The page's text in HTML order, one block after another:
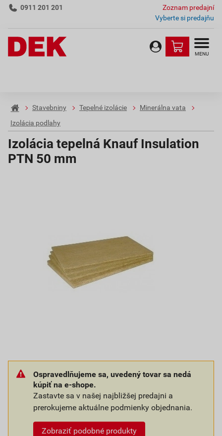
0911 201 201
Zoznam predajní
Vyberte si predajňu
MENU
Stavebniny Tepelné izolácie
Minerálna vata
Izolácia podlahy
Izolácia tepelná Knauf Insulation
PTN 50 mm
Ospravedlňujeme sa, uvedený tovar sa nedá
kúpiť na e-shope.
Zastavte sa v našej najbližšej predajni a
prerokujeme aktuálne podmienky objednania.
Zobraziť podobné produkty